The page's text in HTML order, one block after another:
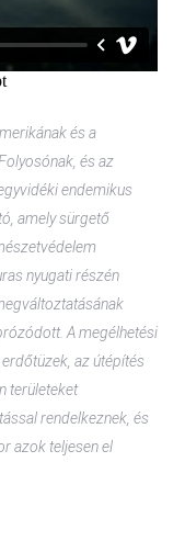
és a
és az
endemikus
amely sürgető
nyugati részén
A megélhetési
az útépítés
területeket
rendelkeznek, és
azok teljesen el